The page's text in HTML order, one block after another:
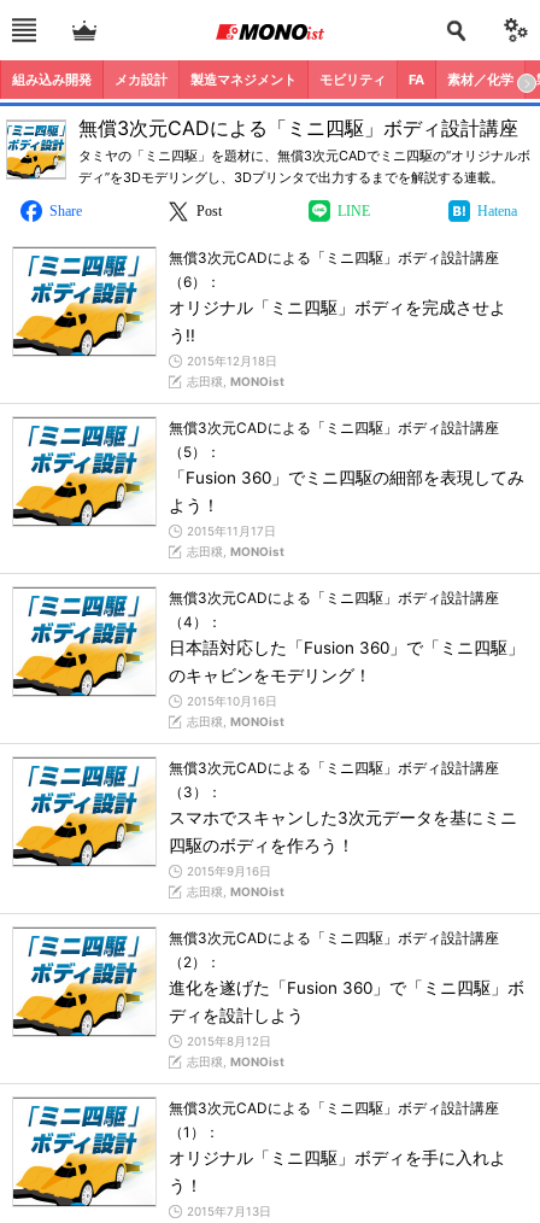
組み込み開発 メカ設計 製造マネジメント モビリティ FA 素材／化学
無償3次元CADによる「ミニ四駆」ボディ設計講座
タミヤの「ミニ四駆」を題材に、無償3次元CADでミニ四駆の“オリジナルボ
ディ”を3Dモデリングし、3Dプリンタで出力するまでを解説する連載。
Share
Post LINE Hatena
無償3次元CADによる「ミニ四駆」ボディ設計講座
（6）：
オリジナル「ミニ四駆」ボディを完成させよ
う!!
2015年12月18日
志田穣, MONOist
無償3次元CADによる「ミニ四駆」ボディ設計講座
（5）：
「Fusion 360」でミニ四駆の細部を表現してみ
よう！
2015年11月17日
志田穣, MONOist
無償3次元CADによる「ミニ四駆」ボディ設計講座
（4）：
日本語対応した「Fusion 360」で「ミニ四駆」
のキャビンをモデリング！
2015年10月16日
志田穣, MONOist
無償3次元CADによる「ミニ四駆」ボディ設計講座
（3）：
スマホでスキャンした3次元データを基にミニ
四駆のボディを作ろう！
2015年9月16日
志田穣, MONOist
無償3次元CADによる「ミニ四駆」ボディ設計講座
（2）：
進化を遂げた「Fusion 360」で「ミニ四駆」ボ
ディを設計しよう
2015年8月12日
志田穣, MONOist
無償3次元CADによる「ミニ四駆」ボディ設計講座
（1）：
オリジナル「ミニ四駆」ボディを手に入れよ
う！
2015年7月13日